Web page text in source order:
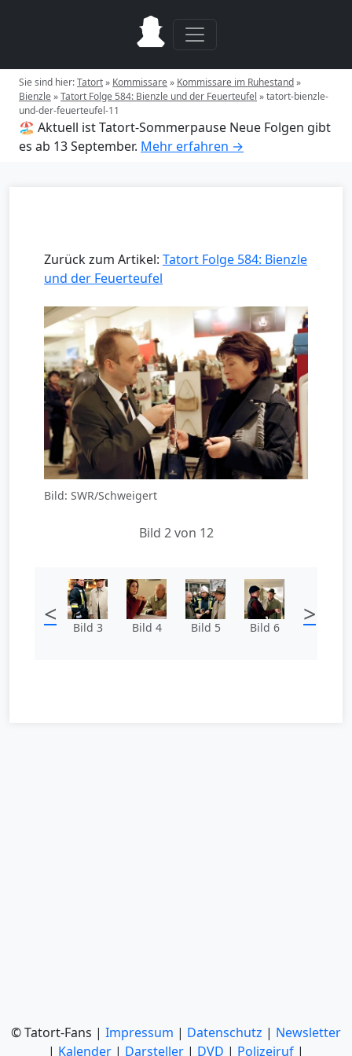
Sie sind hier:Tatort» Kommissare» Kommissare im Ruhestand»
Bienzle»Tatort Folge 584: Bienzle und der Feuerteufel »tatort-bienzle-
und-der-feuerteufel-11
🏖️ Aktuell ist Tatort-Sommerpause Neue Folgen gibt
es ab 13 September. Mehr erfahren →
Zurück zum Artikel: Tatort Folge 584: Bienzle
und der Feuerteufel
Bild: SWR/Schweigert
Bild 2 von 12
< Bild 3 Bild 4 Bild 5 Bild 6 >
© Tatort-Fans | Impressum | Datenschutz | Newsletter
| Kalender | Darsteller | DVD | Polizeiruf |